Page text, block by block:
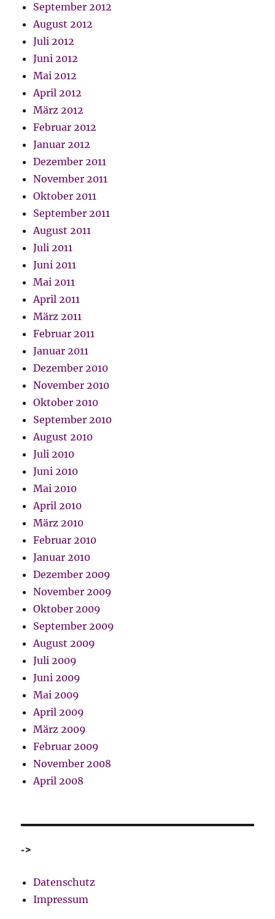
September 2012
August 2012
Juli 2012
Juni 2012
Mai 2012
April 2012
März 2012
Februar 2012
Januar 2012
Dezember 2011
November 2011
Oktober 2011
September 2011
August 2011
Juli 2011
Juni 2011
Mai 2011
April 2011
März 2011
Februar 2011
Januar 2011
Dezember 2010
November 2010
Oktober 2010
September 2010
August 2010
Juli 2010
Juni 2010
Mai 2010
April 2010
März 2010
Februar 2010
Januar 2010
Dezember 2009
November 2009
Oktober 2009
September 2009
August 2009
Juli 2009
Juni 2009
Mai 2009
April 2009
März 2009
Februar 2009
November 2008
April 2008
->
Datenschutz
Impressum